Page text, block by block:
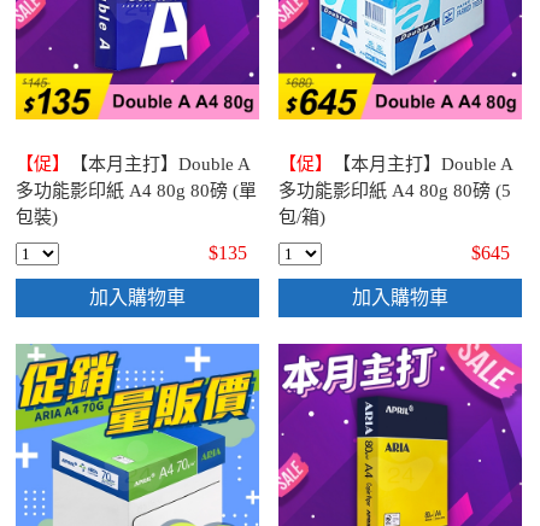
【促】
【本月主打】Double A
多功能影印紙 A4 80g 80磅 (單
包裝)
$135
加入購物車
【促】
【本月主打】Double A
多功能影印紙 A4 80g 80磅 (5
包/箱)
$645
加入購物車